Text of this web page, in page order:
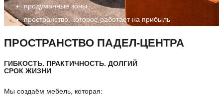
продуманные зоны
пространство, которое работает на прибыль
ПРОСТРАНСТВО ПАДЕЛ-ЦЕНТРА
ГИБКОСТЬ. ПРАКТИЧНОСТЬ. ДОЛГИЙ
СРОК ЖИЗНИ
Мы создаём мебель, которая: